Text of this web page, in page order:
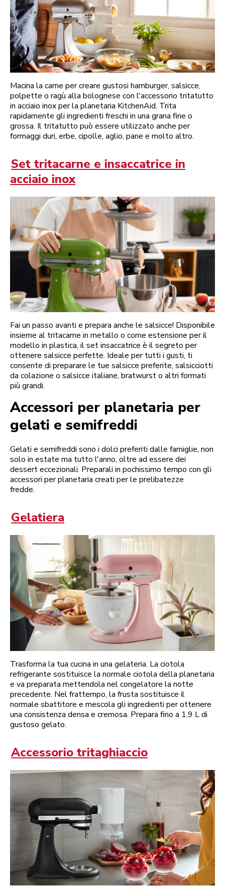
Macina la carne per creare gustosi hamburger, salsicce,
polpette o ragù alla bolognese con l'accessorio tritatutto
in acciaio inox per la planetaria KitchenAid. Trita
rapidamente gli ingredienti freschi in una grana fine o
grossa. Il tritatutto può essere utilizzato anche per
formaggi duri, erbe, cipolle, aglio, pane e molto altro.
Set tritacarne e insaccatrice in
acciaio inox
Fai un passo avanti e prepara anche le salsicce! Disponibile
insieme al tritacarne in metallo o come estensione per il
modello in plastica, il set insaccatrice è il segreto per
ottenere salsicce perfette. Ideale per tutti i gusti, ti
consente di preparare le tue salsicce preferite, salsicciotti
da colazione o salsicce italiane, bratwurst o altri formati
più grandi.
Accessori per planetaria per
gelati e semifreddi
Gelati e semifreddi sono i dolci preferiti dalle famiglie, non
solo in estate ma tutto l'anno, oltre ad essere dei
dessert eccezionali. Preparali in pochissimo tempo con gli
accessori per planetaria creati per le prelibatezze
fredde.
Gelatiera
Trasforma la tua cucina in una gelateria. La ciotola
refrigerante sostituisce la normale ciotola della planetaria
e va preparata mettendola nel congelatore la notte
precedente. Nel frattempo, la frusta sostituisce il
normale sbattitore e mescola gli ingredienti per ottenere
una consistenza densa e cremosa. Prepara fino a 1,9 L di
gustoso gelato.
Accessorio tritaghiaccio